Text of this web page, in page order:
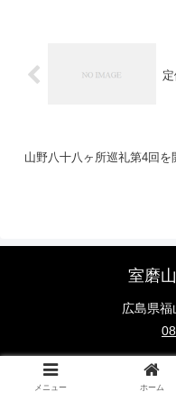
山野八十八ヶ所巡礼第4回を
室磨山
広島県福
メニュー ホーム